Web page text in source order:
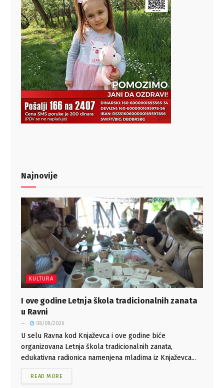
Najnovije
KULTURA
I ove godine Letnja škola tradicionalnih zanata
u Ravni
08/08/2026
U selu Ravna kod Knjaževca i ove godine biće
organizovana Letnja škola tradicionalnih zanata,
edukativna radionica namenjena mladima iz Knjaževca...
READ MORE